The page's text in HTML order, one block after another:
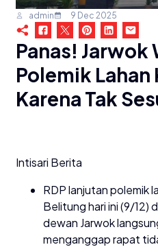
admin 9 Dec 2025
Panas! Jarwok
Polemik
Karena Tak
Intisari Berita
RDP lanjutan polemik
Belitung hari ini (9/12)
dewan Jarwok
menganggap rapat